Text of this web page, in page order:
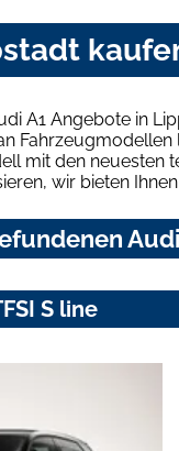
A1 Angebote in
Fahrzeugmodellen
mit den
wir bieten
S line